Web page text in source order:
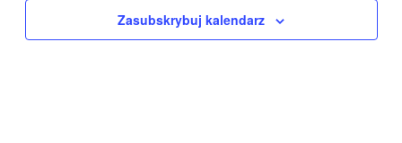
Zasubskrybuj kalendarz